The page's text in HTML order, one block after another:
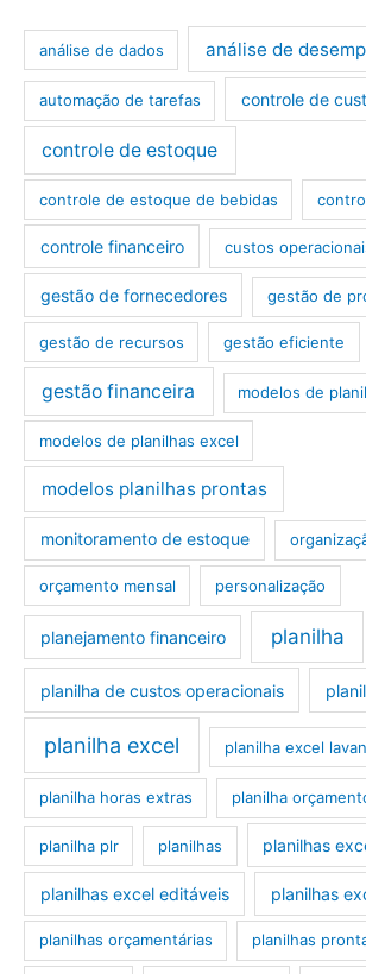
análise de dados análise de
automação de tarefas controle de
controle de estoque
controle de estoque de bebidas
controle financeiro custos
gestão de fornecedores gestão de
gestão de recursos gestão eficiente
gestão financeira modelos de
modelos de planilhas excel
modelos planilhas prontas
monitoramento de estoque
orçamento mensal personalização
planejamento financeiro planilha
planilha de custos operacionais
planilha excel planilha excel
planilha horas extras planilha
planilha plr planilhas planilhas
planilhas excel editáveis planilhas
planilhas orçamentárias planilhas